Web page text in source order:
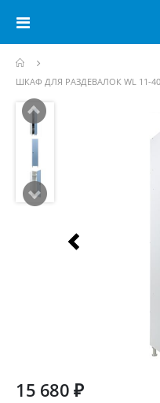
Toggle
ШКАФ ДЛЯ РАЗДЕВАЛОК WL 11-
Пропустить
перейти
галереям
изображений
15 680 ₽